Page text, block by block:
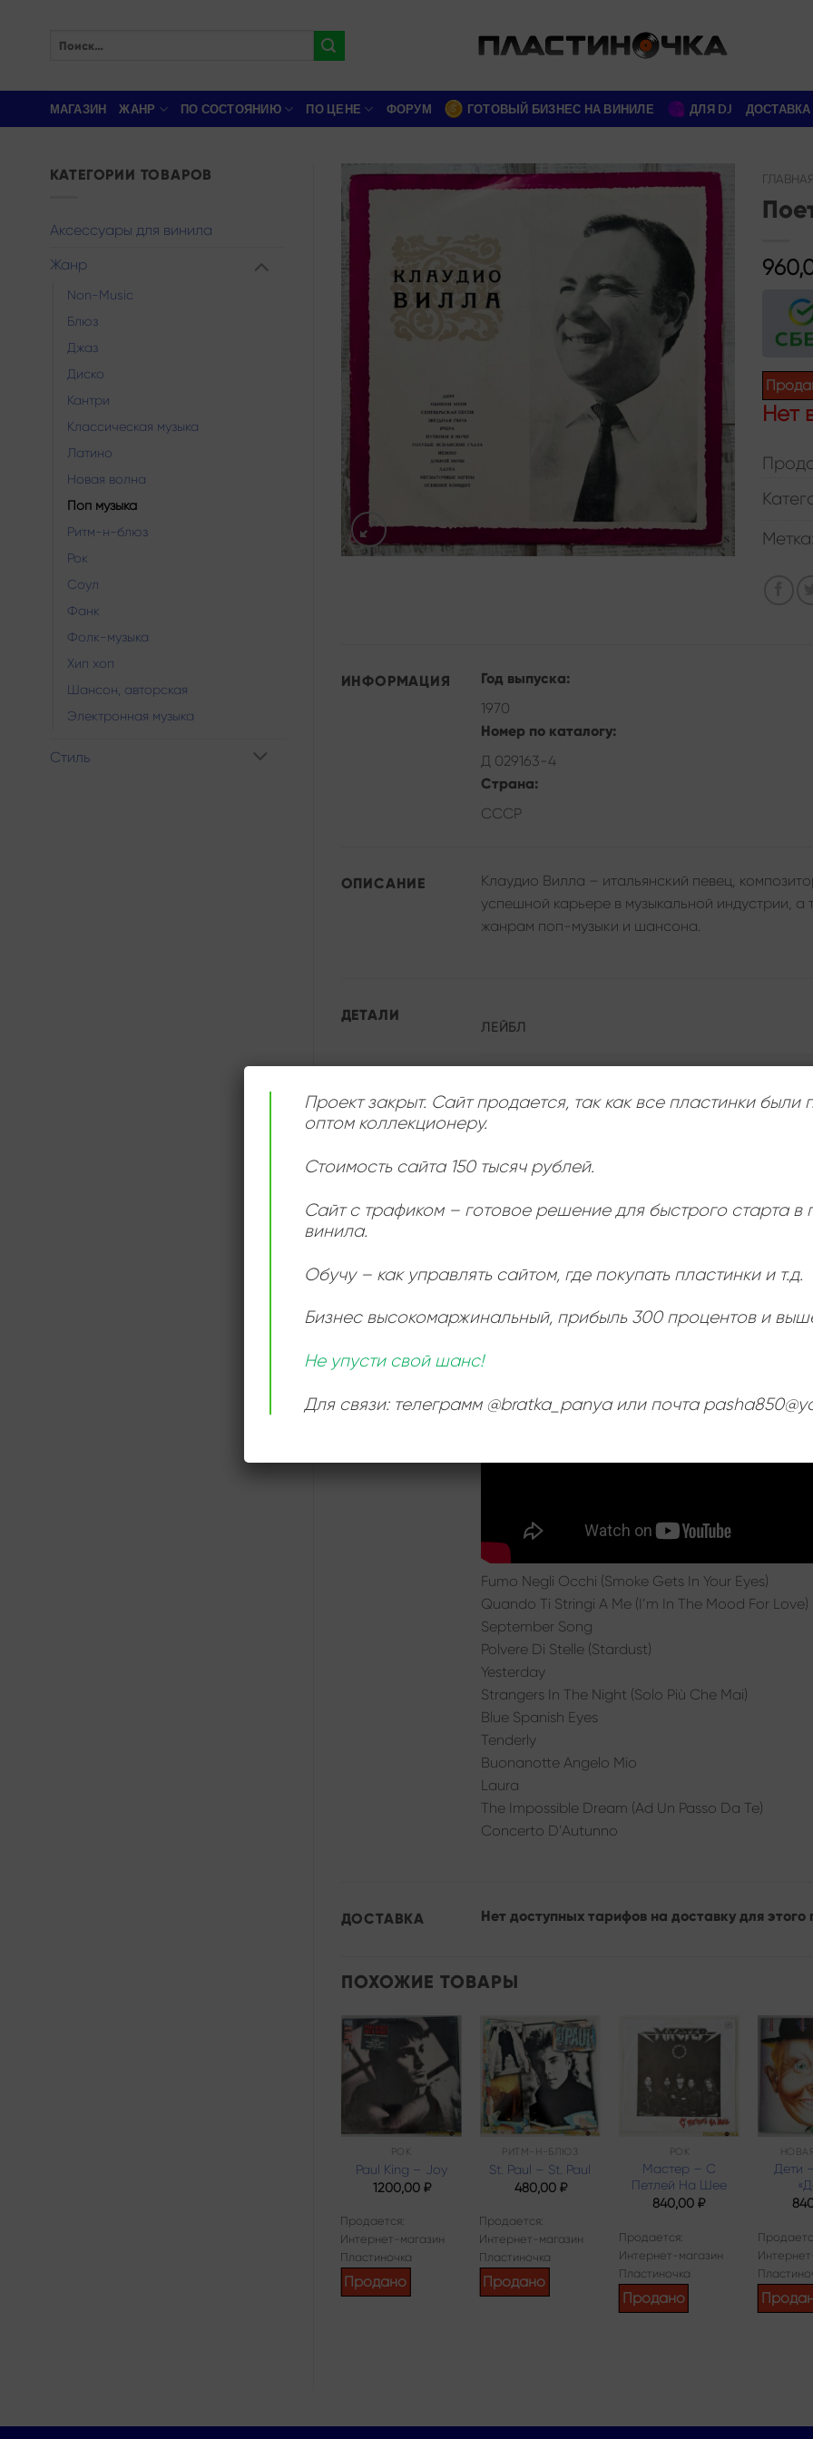
МАГАЗИН ЖАНР ПО СОСТОЯНИЮ ПО ЦЕНЕ ФОРУМ ГОТОВЫЙ БИЗНЕС НА ВИНИЛЕ ДЛЯ DJ
КАТЕГОРИИ ТОВАРОВ
Аксессуары для винила
Жанр
Non-Music
Блюз
Джаз
Диско
Кантри
Классическая музыка
Латино
Новая волна
Поп музыка
Ритм-н-блюз
Рок
Соул
Фанк
Фолк-музыка
Хип хоп
Шансон, авторская
Электронная музыка
Стиль
Add to
wishlist
ГЛАВНАЯ
Нет
Метка:
ИНФОРМАЦИЯ
Год выпуска:
1970
Номер по каталогу:
Д 029163-4
Страна:
СССР
ОПИСАНИЕ
Клаудио Вилла – итальянский певец,
успешной карьере в музыкальной индустрии, а
жанрам поп-музыки и шансона.
ДЕТАЛИ
ЛЕЙБЛ
Fumo Negli Occhi (Smoke Gets In Your Eyes)
Quando Ti Stringi A Me (I’m In The Mood For Love)
September Song
Polvere Di Stelle (Stardust)
Yesterday
Strangers In The Night (Solo Più Che Mai)
Blue Spanish Eyes
Tenderly
Buonanotte Angelo Mio
Laura
The Impossible Dream (Ad Un Passo Da Te)
Concerto D’Autunno
ДОСТАВКА Нет доступных тарифов на доставку для этого
ПОХОЖИЕ ТОВАРЫ
Add to
wishlist
РОК
Paul King – Joy
1200,00 ₽
Продается:
Интернет-магазин
Пластиночка
Продано
Add to
wishlist
РИТМ-Н-БЛЮЗ
St. Paul – St. Paul
480,00 ₽
Продается:
Интернет-магазин
Пластиночка
Продано
wishlist
РОК
Мастер – С
Петлей На Шее
840,00₽
Продается:
Интернет-магазин
Пластиночка
Продано
Дети
Проект закрыт. Сайт продается, так как все пластинки были
оптом коллекционеру.
Стоимость сайта 150 тысяч рублей.
Сайт с трафиком – готовое решение для быстрого старта в
винила.
Обучу – как управлять сайтом, где покупать пластинки и т.д.
Бизнес высокомаржинальный, прибыль 300 процентов и
Не упусти свой шанс!
Для связи: телеграмм @bratka_panya или почта